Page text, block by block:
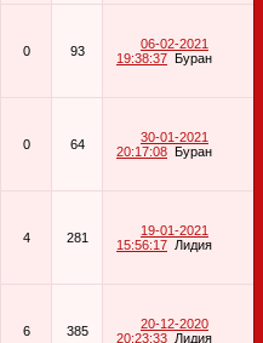
0 93
06-02-2021
19:38:37
Буран
0
64
30-01-2021
20:17:08
Буран
4 281
19-01-2021
15:56:17 Лидия
6 385
20-12-2020
20:23:33 Лидия